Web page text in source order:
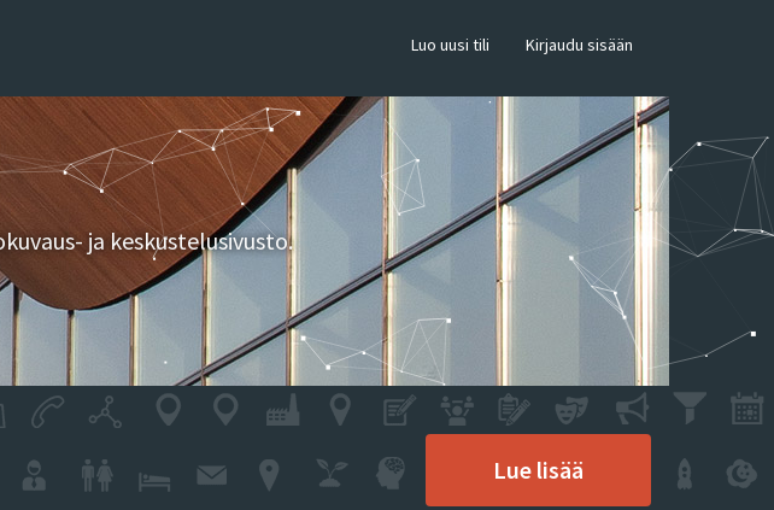
Luo uusi tili Kirjaudu sisään
ja keskustelusivusto.
Lue lisää